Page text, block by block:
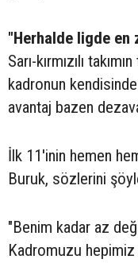
"Herhalde ligde en
Sarı-kırmızılı
kadronun
avantaj bazen
İlk 11'inin hemen
Buruk, sözlerini
"Benim kadar az
Kadromuzu hepimiz